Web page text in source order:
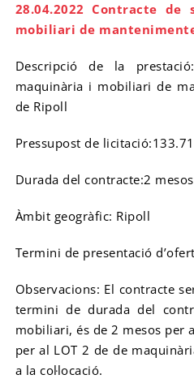
28.04.2022 Contracte
mobiliari de
Descripció de la
maquinària i mobiliari de
de Ripoll
Pressupost de licitació:
Durada del contracte:2 mesos
Àmbit geogràfic: Ripoll
Termini de presentació
Observacions: El contracte
termini de durada del
mobiliari, és de 2 mesos per
per al LOT 2 de de
a la col·locació.